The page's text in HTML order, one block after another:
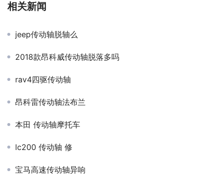
相关新闻
jeep传动轴脱轴么
2018款昂科威传动轴脱落多吗
rav4四驱传动轴
昂科雷传动轴法布兰
本田 传动轴摩托车
lc200 传动轴 修
宝马高速传动轴异响